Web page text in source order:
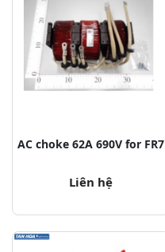
AC choke 62A 690V for FR7
Liên hệ